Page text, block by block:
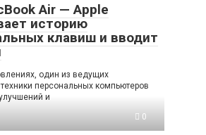
Air — Apple
историю
клавиш и вводит
один из ведущих
персональных компьютеров
и
0